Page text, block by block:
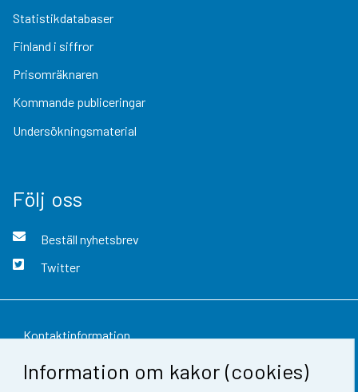
Information om kakor (cookies)
Statistikdatabaser
Finland i siffror
Prisomräknaren
Kommande publiceringar
Undersökningsmaterial
Följ oss
Beställ nyhetsbrev
Twitter
Kontaktinformation
Respons